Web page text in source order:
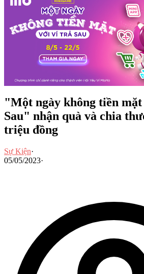
"Một ngày không tiền
Sau" nhận quà và chia
triệu đồng
Sự Kiện·
05/05/2023·